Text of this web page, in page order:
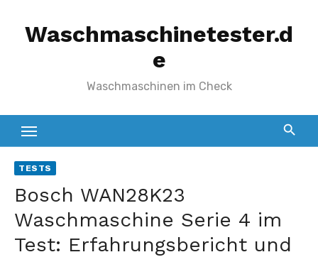
InhaltWaschmaschinetester.d
e
Waschmaschinen im Check
TESTS
Bosch WAN28K23
Waschmaschine Serie 4 im
Test: Erfahrungsbericht und